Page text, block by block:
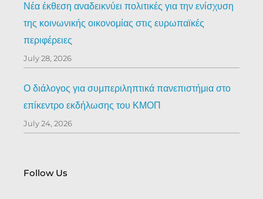
Νέα έκθεση αναδεικνύει πολιτικές για την ενίσχυση
της κοινωνικής οικονομίας στις ευρωπαϊκές
περιφέρειες
July 28, 2026
Ο διάλογος για συμπεριληπτικά πανεπιστήμια στο
επίκεντρο εκδήλωσης του ΚΜΟΠ
July 24, 2026
Follow Us